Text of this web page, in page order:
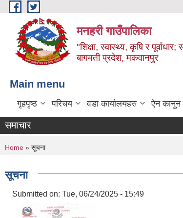
Skip to main content
मनहरी गाउँपालिका
"शिक्षा, स्वास्थ्य, कृषि र
बागमती प्रदेश, मकवानपुर
Main menu
गृहपृष्ठ परिचय वडा कार्यालयहरु ऐन कानुन
समाचार
You are here
Home » सूचना
सूचना
Submitted on: Tue, 06/24/2025 - 15:49